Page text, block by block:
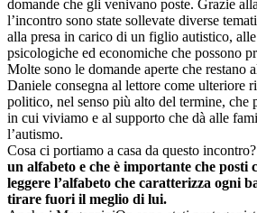
domande che gli venivano poste. Grazie
l’incontro sono state sollevate diverse
alla presa in carico di un figlio autistico,
psicologiche ed economiche che possono
Molte sono le domande aperte che restano
Daniele consegna al lettore come ulteriore
politico, nel senso più alto del termine, che
in cui viviamo e al supporto che dà alle
l’autismo.
Cosa ci portiamo a casa da questo incontro?
un alfabeto e che è importante che posti
leggere l’alfabeto che caratterizza ogni
tirare fuori il meglio di lui.